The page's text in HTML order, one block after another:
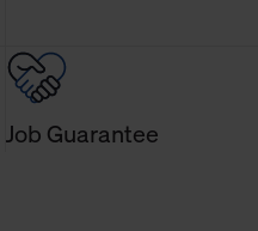
Job Guarantee